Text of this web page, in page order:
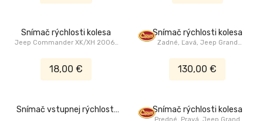
Snímač rýchlosti kolesa
Jeep Commander XK/XH 2006-
18,00 €
Snímač rýchlosti kolesa
Zadné, Ľavá, Jeep Grand
130,00 €
Snímač vstupnej rýchlosti
Snímač rýchlosti kolesa